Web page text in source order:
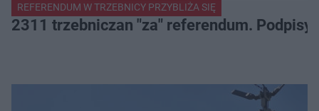
REFERENDUM W TRZEBNICY PRZYBLIŻA SIĘ
2311 trzebniczan "za" referendum.